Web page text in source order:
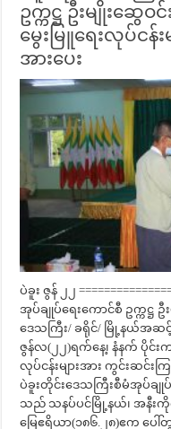
ဥက္ကဋ္ဌ ဦးမျိုးဆွ
မွေးမြူရေးလုပ်ငန်
အားပေး
ပဲခူး ဇွန် ၂၂
အုပ်ချုပ်ရေးကောင်စီ ဥက္ကဋ္ဌ
ဒေသကြီး/ ခရိုင်/ မြို့နယ်အဆင့်
ဇွန်လ(၂၂)ရက်နေ့၊ နံနက် ပိုင်
လုပ်ငန်းများအား ကွင်းဆင်
ပဲခူးတိုင်းဒေသကြီးစီမံအုပ်ချုပ်
သည် သနပ်ပင်မြို့နယ်၊ အနီး
မြေဧရိယာ(၁၈၆.၂၈)ဧက ပေါ်တွင်